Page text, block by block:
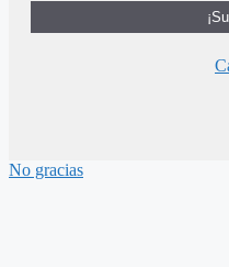
No gracias